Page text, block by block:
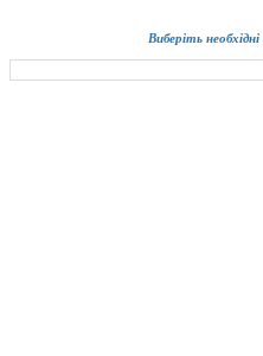
Виберіть